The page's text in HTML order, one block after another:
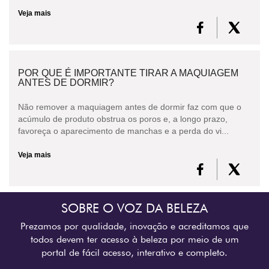
Veja mais
POR QUE É IMPORTANTE TIRAR A MAQUIAGEM
ANTES DE DORMIR?
Não remover a maquiagem antes de dormir faz com que o
acúmulo de produto obstrua os poros e, a longo prazo,
favoreça o aparecimento de manchas e a perda do vi...
Veja mais
SOBRE O VOZ DA BELEZA
Prezamos por qualidade, inovação e acreditamos que
todos devem ter acesso à beleza por meio de um
portal de fácil acesso, interativo e completo.